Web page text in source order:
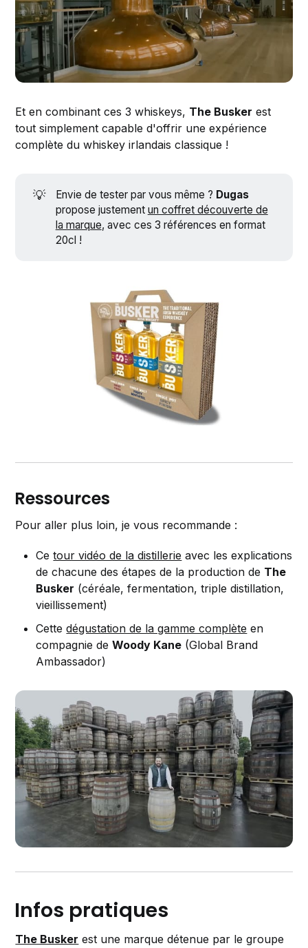
Et en combinant ces 3 whiskeys, The Busker est
tout simplement capable d'offrir une expérience
complète du whiskey irlandais classique !
💡 Envie de tester par vous même ? Dugas
propose justement un coffret découverte de
la marque, avec ces 3 références en format
20cl !
Ressources
Pour aller plus loin, je vous recommande :
Cetour vidéo de la distillerie avec les explications
de chacune des étapes de la production de The
Busker (céréale, fermentation, triple distillation,
vieillissement)
Cettedégustation de la gamme complète en
compagnie deWoody Kane (Global Brand
Ambassador)
Infos pratiques
The Busker est une marque détenue par le groupe